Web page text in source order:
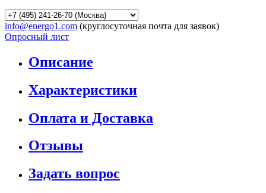
info@energo1.com (круглосуточная почта для заявок)
Опросный лист
Описание
Характеристики
Оплата и Доставка
Отзывы
Задать вопрос